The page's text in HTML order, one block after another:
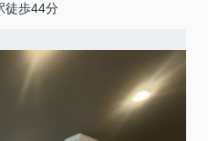
徒歩44分